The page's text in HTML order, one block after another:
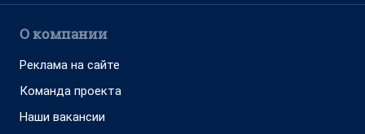
О компании
Реклама на сайте
Команда проекта
Наши вакансии